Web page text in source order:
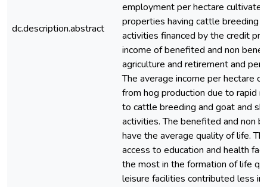
dc.description.abstract
employment per hectare
properties having cattle breeding
activities financed by the credit
income of benefited and non
agriculture and retirement and
The average income per hectare
from hog production due to rapid
to cattle breeding and goat and
activities. The benefited and non
have the average quality of life.
access to education and health
the most in the formation of life
leisure facilities contributed less in